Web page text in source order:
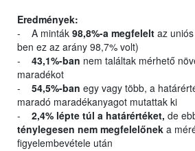
Eredmények:
- A minták 98,8%-a megfelelt az
ben ez az arány 98,7% volt)
- 43,1%-ban nem találtak mérhető
maradékot
- 54,5%-ban egy vagy több, a
maradó maradékanyagot mutattak ki
-
2,4% lépte túl a határértéket, de
ténylegesen nem megfelelőnek a
figyelembevétele után